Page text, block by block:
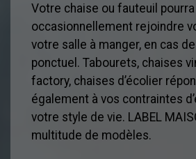
Votre chaise ou fauteuil pourra
occasionnellement rejoindre
votre salle à manger, en cas
ponctuel. Tabourets, chaises
factory, chaises d’écolier
également à vos contraintes
votre style de vie. LABEL
multitude de modèles.